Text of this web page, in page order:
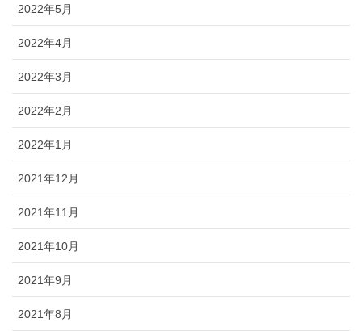
2022年5月
2022年4月
2022年3月
2022年2月
2022年1月
2021年12月
2021年11月
2021年10月
2021年9月
2021年8月